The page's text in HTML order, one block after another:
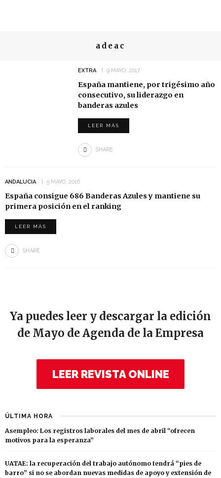
adeac
EXTRA 9 MAYO, 2017
España mantiene, por trigésimo año
consecutivo, su liderazgo en
banderas azules
LEER MÁS
SHARE
ANDALUCIA 5 MAYO, 2016
España consigue 686 Banderas Azules y mantiene su
primera posición en el ranking
LEER MÁS
SHARE
Ya puedes leer y descargar la edición
de Mayo de Agenda de la Empresa
LEER REVISTA ONLINE
ÚLTIMA HORA
Asempleo: Los registros laborales del mes de abril “ofrecen
motivos para la esperanza”
UATAE: la recuperación del trabajo autónomo tendrá “pies de
barro” si no se abordan nuevas medidas de apoyo y extensión de